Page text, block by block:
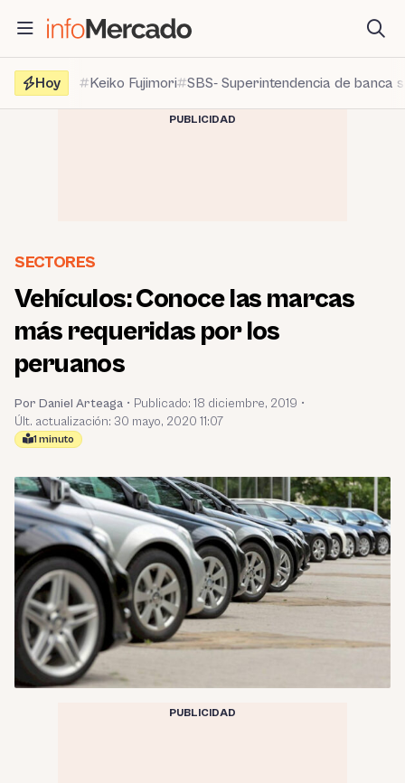
contenido
Hoy
Keiko Fujimori SBS- Superintendencia de banca
PUBLICIDAD
SECTORES
Vehículos: Conoce las marcas
más requeridas por los
peruanos
Por Daniel Arteaga • Publicado: 18 diciembre, 2019 •
Últ. actualización: 30 mayo, 2020 11:07
1 minuto
PUBLICIDAD